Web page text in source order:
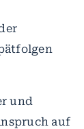
und
auf